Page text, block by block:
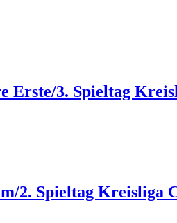
Erste/3. Spieltag
2. Spieltag Kreisliga